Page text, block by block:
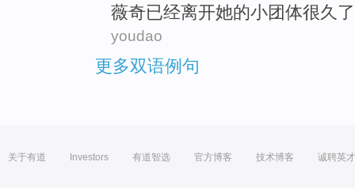
薇奇已经离开她的小团体很久
youdao
更多双语例句
关于有道 Investors 有道智选 官方博客 技术博客 诚聘英才